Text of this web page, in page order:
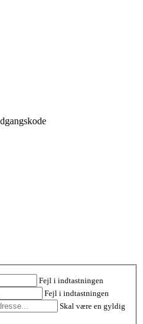
Fejl i indtastningen
Fejl i indtastningen
Skal være en gyldig